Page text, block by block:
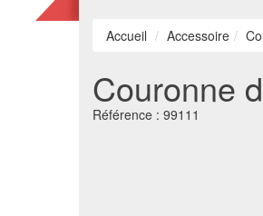
Accueil Accessoire
Couronne
Référence : 99111